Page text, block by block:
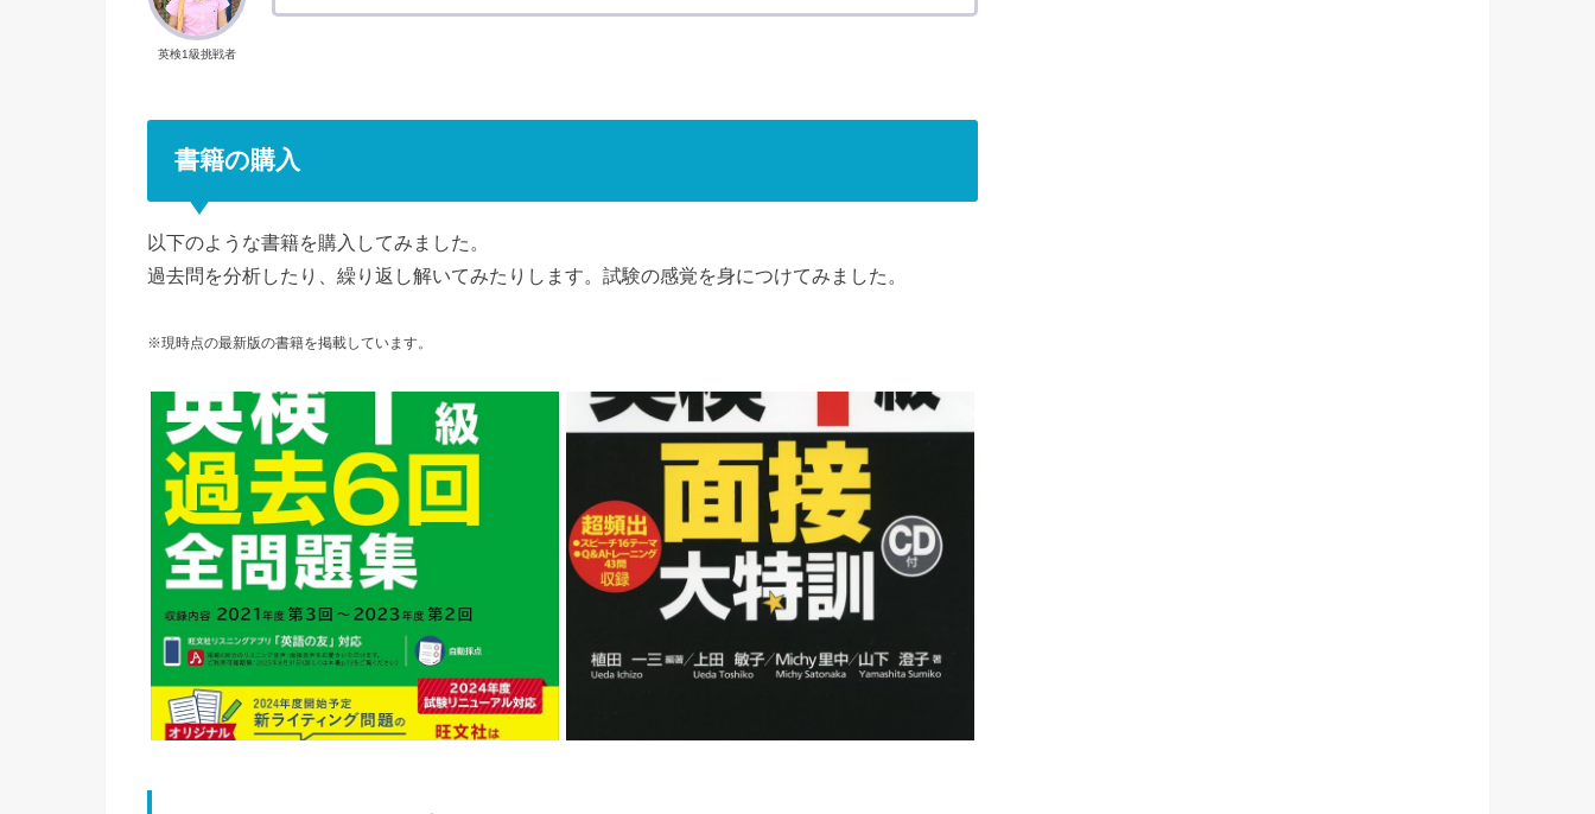
英検1級挑戦者
書籍の購入
以下のような書籍を購入してみました。
過去問を分析したり、繰り返し解いてみたりします。試験の感覚を身につけてみました。
※現時点の最新版の書籍を掲載しています。